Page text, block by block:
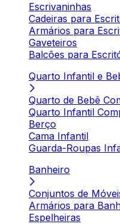
Escrivaninhas
Cadeiras para
Armários para
Gaveteiros
Balcões para
Quarto Infantil e
Quarto de Bebê
Quarto Infantil
Berço
Cama Infantil
Guarda-Roupas
Banheiro
Conjuntos de
Armários para
Espelheiras